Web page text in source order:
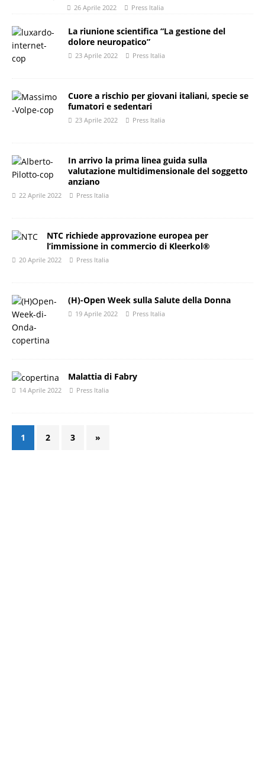
26 Aprile 2022 Press Italia
La riunione scientifica “La gestione del
dolore neuropatico”
23 Aprile 2022 Press Italia
Cuore a rischio per giovani italiani, specie se
fumatori e sedentari
23 Aprile 2022 Press Italia
In arrivo la prima linea guida sulla
valutazione multidimensionale del soggetto
anziano
22 Aprile 2022 Press Italia
NTC richiede approvazione europea per
l’immissione in commercio di Kleerkol®
20 Aprile 2022 Press Italia
(H)-Open Week sulla Salute della Donna
19 Aprile 2022 Press Italia
Malattia di Fabry
14 Aprile 2022 Press Italia
1 2 3 »